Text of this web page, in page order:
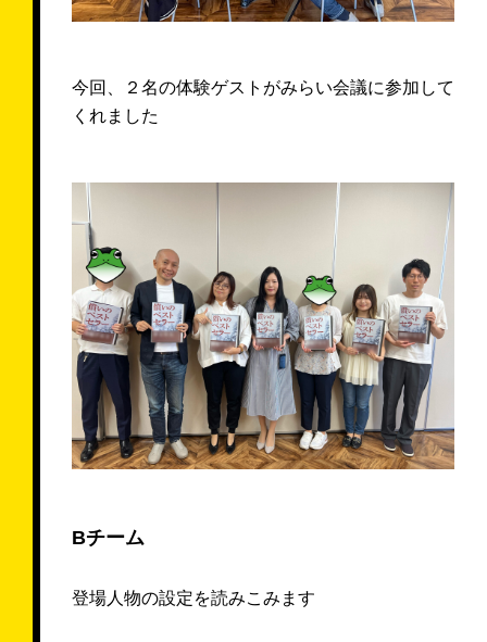
今回、２名の体験ゲストがみらい会議に参加して
くれました
Bチーム
登場人物の設定を読みこみます